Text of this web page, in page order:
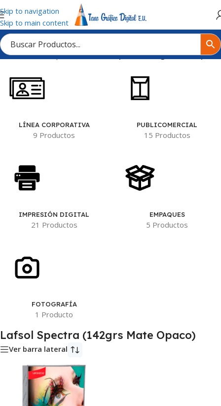
Skip to navigation
Skip to main content
/Material del producto/Lafsol Spectra (142grs Mate Opaco)
LÍNEA CORPORATIVA
9 Productos
PUBLICOMERCIAL
15 Productos
IMPRESIÓN DIGITAL
21 Productos
EMPAQUES
5 Productos
FOTOGRAFÍA
1 Producto
Lafsol Spectra (142grs Mate Opaco)
Ver barra lateral